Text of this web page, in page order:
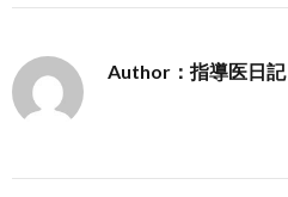
Author：指導医日記